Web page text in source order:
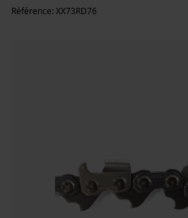
Référence: XX73RD76